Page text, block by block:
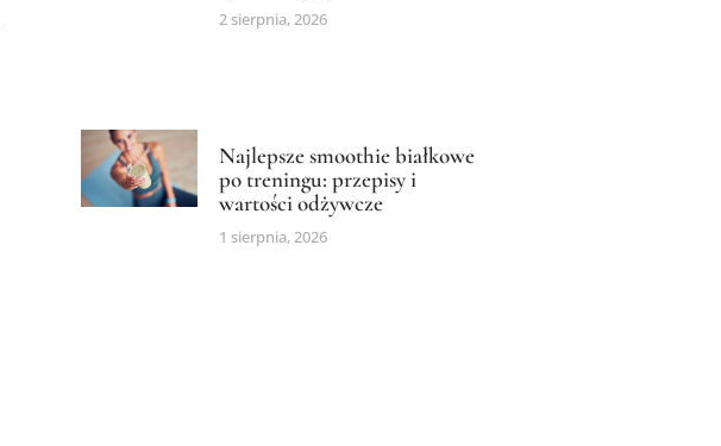
2 sierpnia, 2026
Najlepsze smoothie białkowe
po treningu: przepisy i
wartości odżywcze
1 sierpnia, 2026